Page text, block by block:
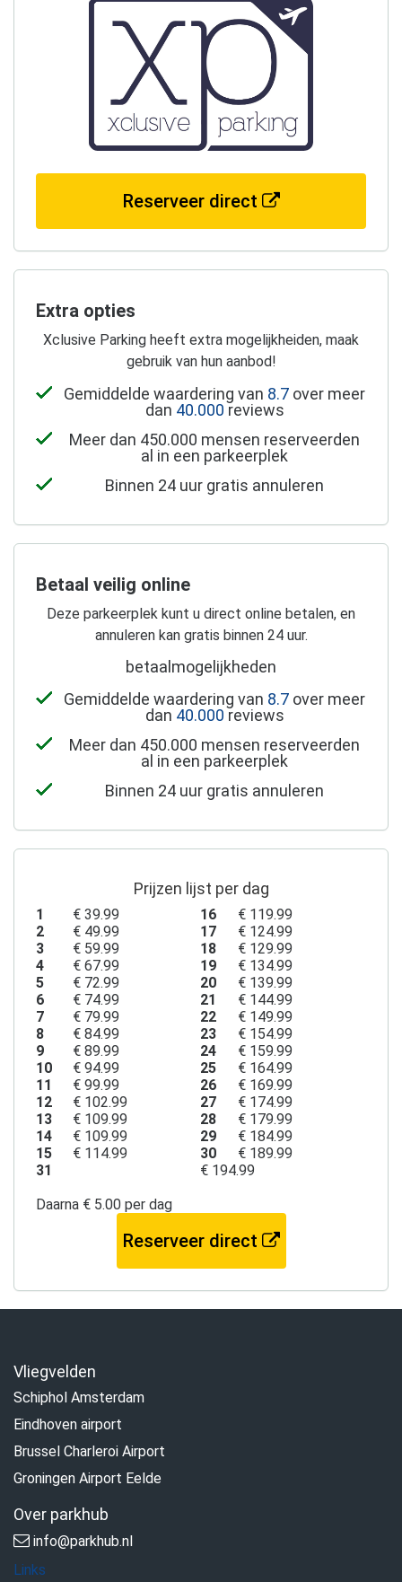
Reserveer direct
Extra opties
Xclusive Parking heeft extra mogelijkheiden, maak
gebruik van hun aanbod!
Gemiddelde waardering van 8.7 over meer
dan 40.000 reviews
Meer dan 450.000 mensen reserveerden
al in een parkeerplek
Binnen 24 uur gratis annuleren
Betaal veilig online
Deze parkeerplek kunt u direct online betalen, en
annuleren kan gratis binnen 24 uur.
betaalmogelijkheden
Gemiddelde waardering van 8.7 over meer
dan 40.000 reviews
Meer dan 450.000 mensen reserveerden
al in een parkeerplek
Binnen 24 uur gratis annuleren
Prijzen lijst per dag
1 € 39.99 16
€ 119.99
2
€ 49.99 17
€ 124.99
3
€ 59.99 18
€ 129.99
4
€ 67.99 19
€ 134.99
5
€ 72.99 20
€ 139.99
6
€ 74.99 21
€ 144.99
7
€ 79.99 22
€ 149.99
8
€ 84.99 23
€ 154.99
9
€ 89.99 24
€ 159.99
10
€ 94.99 25
€ 164.99
11
€ 99.99 26
€ 169.99
12
€ 102.99 27
€ 174.99
13
€ 109.99 28
€ 179.99
14
€ 109.99 29
€ 184.99
15
€ 114.99 30
€ 189.99
31
€ 194.99
Daarna € 5.00 per dag
Reserveer direct
Vliegvelden
Schiphol Amsterdam
Eindhoven airport
Brussel Charleroi Airport
Groningen Airport Eelde
Over parkhub
info@parkhub.nl
Links